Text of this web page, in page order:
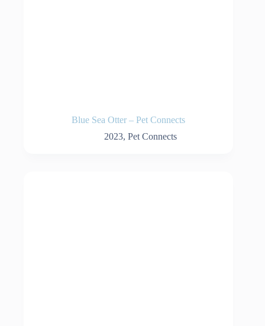
Blue Sea Otter – Pet Connects
2023, Pet Connects